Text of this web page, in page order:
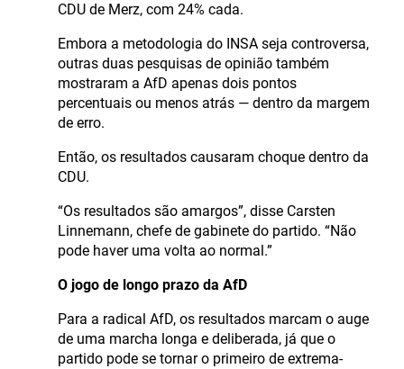
CDU de Merz, com 24% cada.
Embora a metodologia do INSA seja controversa,
outras duas pesquisas de opinião também
mostraram a AfD apenas dois pontos
percentuais ou menos atrás — dentro da margem
de erro.
Então, os resultados causaram choque dentro da
CDU.
“Os resultados são amargos”, disse Carsten
Linnemann, chefe de gabinete do partido. “Não
pode haver uma volta ao normal.”
O jogo de longo prazo da AfD
Para a radical AfD, os resultados marcam o auge
de uma marcha longa e deliberada, já que o
partido pode se tornar o primeiro de extrema-